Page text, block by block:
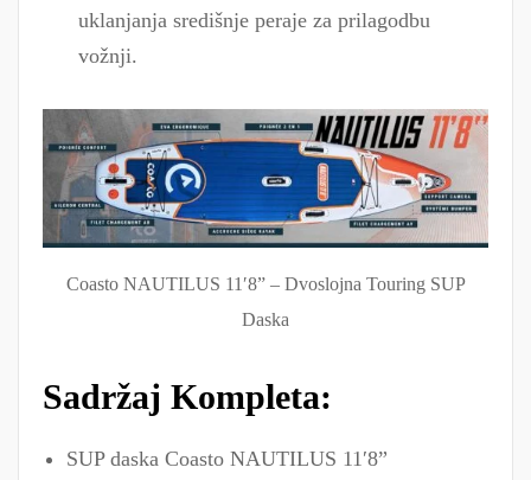
uklanjanja središnje peraje za prilagodbu
vožnji.
Coasto NAUTILUS 11′8” – Dvoslojna Touring SUP
Daska
Sadržaj Kompleta:
SUP daska Coasto NAUTILUS 11′8”